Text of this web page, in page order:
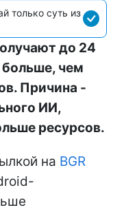
только суть из
до 24
чем
Причина -
ИИ,
ресурсов.
на BGR